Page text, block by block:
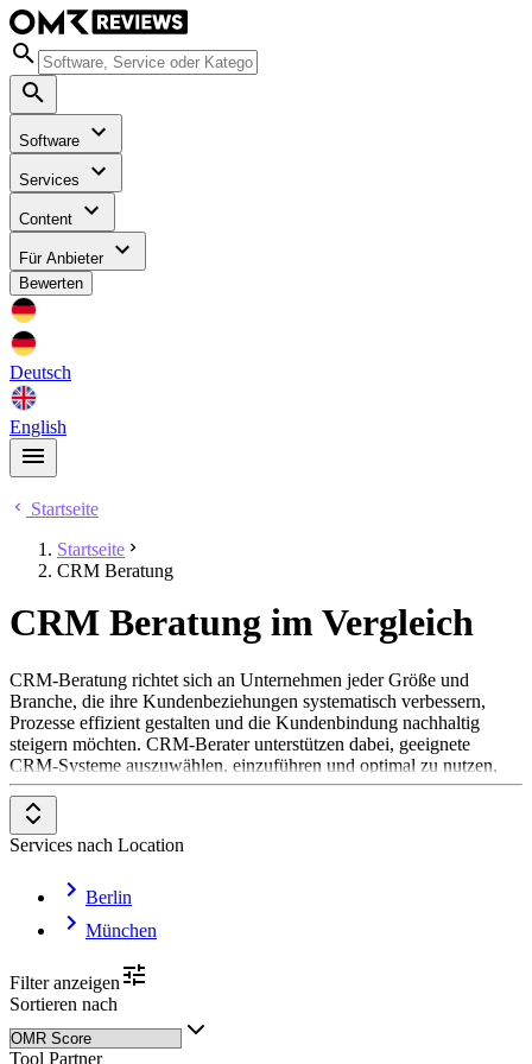
Software
Services
Content
Für Anbieter
Bewerten
Deutsch
English
Startseite
Startseite
CRM Beratung
CRM Beratung im Vergleich
CRM-Beratung richtet sich an Unternehmen jeder Größe und
Branche, die ihre Kundenbeziehungen systematisch verbessern,
Prozesse effizient gestalten und die Kundenbindung nachhaltig
steigern möchten. CRM-Berater unterstützen dabei, geeignete
CRM-Systeme auszuwählen, einzuführen und optimal zu nutzen,
um den Vertrieb, das Marketing und den Kundenservice zu
optimieren. Ziel ist es, durch gezieltes
Kundenbeziehungsmanagement den Umsatz zu erhöhen,
Marketing- und Servicekosten zu senken und eine langfristige
CRM-Berater sind in verschiedenen Bereichen aktiv. Sie
übernehmen die Analyse bestehender Prozesse, entwickeln
die Einführung der Systeme und schulen Mitarbeiter in der Nutzung.
Zudem überwachen sie die Performance der CRM-Maßnahmen und
Technologien und Analyse-Tools ein, um datengetriebene
Services nach Location
Berlin
München
Filter anzeigen
Sortieren nach
Tool Partner